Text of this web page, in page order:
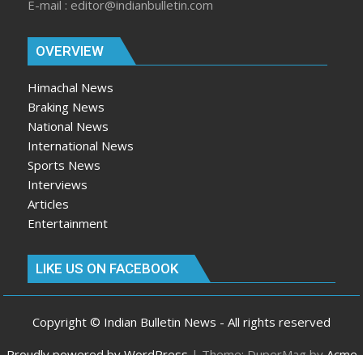
E-mail : editor@indianbulletin.com
OVERVIEW
Himachal News
Braking News
National News
International News
Sports News
Interviews
Articles
Entertainment
LIKE US ON FACEBOOK
Copyright © Indian Bulletin News - All rights reserved